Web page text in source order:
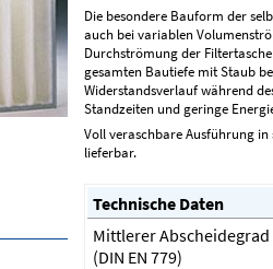
Die besondere Bauform der
auch bei variablen
Durchströmung der
gesamten Bautiefe mit Staub
Widerstandsverlauf während
Standzeiten und geringe
Voll veraschbare Ausführung
lieferbar.
Technische Daten
Mittlerer Abscheidegrad
(DIN EN 779)